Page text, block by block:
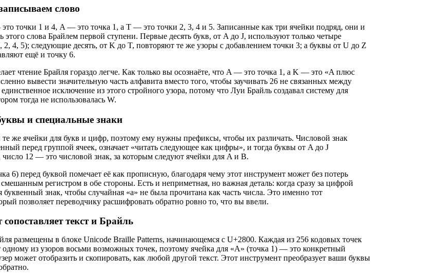
слово
точки 1 и 4, A — это точка 1, а T — это точки 2, 3, 4 и 5. Записанные как три ячейки подряд, они и
этого слова Брайлем первой ступени. Первые десять букв, от A до J, используют только четыре
2, 4, 5); следующие десять, от K до T, повторяют те же узоры с добавлением точки 3; а буквы от U до Z
ещё и точку 6.
чтение Брайля гораздо легче. Как только вы осознаёте, что A — это точка 1, а K — это «A плюс
вывести значительную часть алфавита вместо того, чтобы заучивать 26 не связанных между
исключение из этого стройного узора, потому что Луи Брайль создавал систему для
тогда не использовалась W.
и специальные знаки
те же ячейки для букв и цифр, поэтому ему нужны префиксы, чтобы их различать. Числовой знак
перед группой ячеек, означает «читать следующее как цифры», и тогда буквы от A до J
число 12 — это числовой знак, за которым следуют ячейки для A и B.
6) перед буквой помечает её как прописную, благодаря чему этот инструмент может без потерь
смешанным регистром в обе стороны. Есть и неприметная, но важная деталь: когда сразу за цифрой
буквенный знак, чтобы случайная «a» не была прочитана как часть числа. Это именно тот
позволяет переводчику расшифровать обратно ровно то, что вы ввели.
текст и Брайль
размещены в блоке Unicode Braille Patterns, начинающемся с U+2800. Каждая из 256 кодовых точек
одному из узоров восьми возможных точек, поэтому ячейка для «A» (точка 1) — это конкретный
может отобразить и скопировать, как любой другой текст. Этот инструмент преобразует ваши буквы